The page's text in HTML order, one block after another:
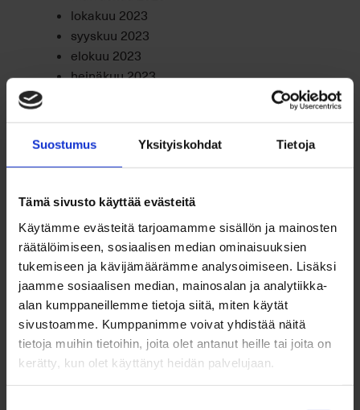
Suostumus Yksityiskohdat Tietoja
Tämä sivusto käyttää evästeitä
Käytämme evästeitä tarjoamamme sisällön ja mainosten
räätälöimiseen, sosiaalisen median ominaisuuksien
tukemiseen ja kävijämäärämme analysoimiseen. Lisäksi
jaamme sosiaalisen median, mainosalan ja analytiikka-
alan kumppaneillemme tietoja siitä, miten käytät
sivustoamme. Kumppanimme voivat yhdistää näitä
tietoja muihin tietoihin, joita olet antanut heille tai joita on
kerätty, kun olet käyttänyt heidän palvelujaan.
lokakuu 2023
syyskuu 2023
elokuu 2023
heinäkuu 2023
huhtikuu 2023
maaliskuu 2023
tammikuu 2023
marraskuu 2022
lokakuu 2022
syyskuu 2022
elokuu 2022
heinäkuu 2022
kesäkuu 2022
toukokuu 2022